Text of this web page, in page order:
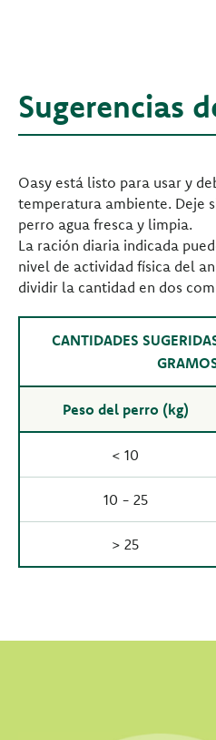
Sugerencias
Oasy está listo para usar y
temperatura ambiente. Deje
perro agua fresca y limpia.
La ración diaria indicada
nivel de actividad física del
dividir la cantidad en dos
CANTIDADES
Peso del perro (kg)
< 10
10 - 25
> 25